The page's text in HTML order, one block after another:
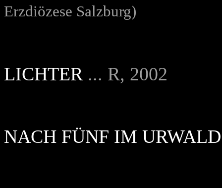
Erzdiözese Salzburg)
LICHTER ... R, 2002
NACH FÜNF IM URWALD